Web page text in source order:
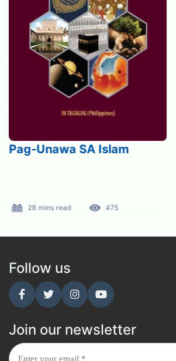
Pag-Unawa SA Islam
28 mins read 475
Follow us
Join our newsletter